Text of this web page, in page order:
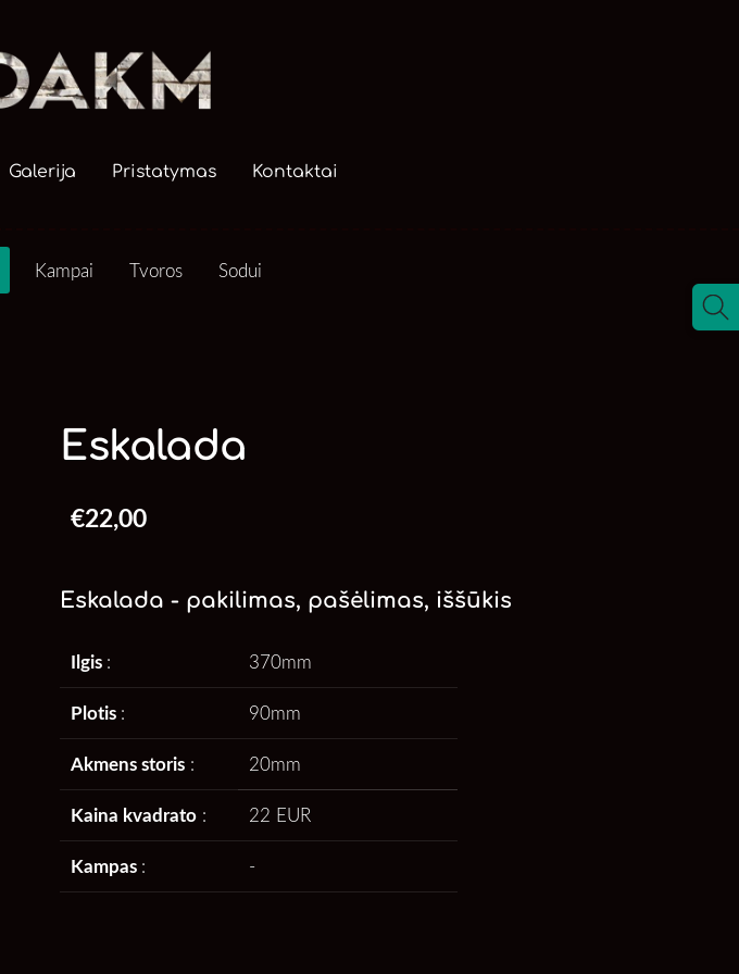
Galerija Pristatymas Kontaktai
Kampai Tvoros Sodui
Eskalada
€22,00
Eskalada - pakilimas, pašėlimas, iššūkis
Ilgis : 370mm
Plotis : 90mm
Akmens storis: 20mm
Kaina kvadrato: 22 EUR
Kampas : -